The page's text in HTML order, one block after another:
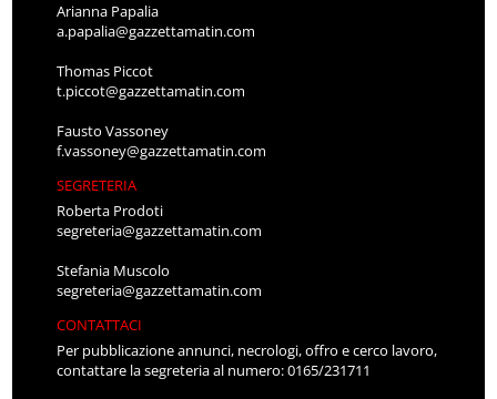
Arianna Papalia
a.papalia@gazzettamatin.com
Thomas Piccot
t.piccot@gazzettamatin.com
Fausto Vassoney
f.vassoney@gazzettamatin.com
SEGRETERIA
Roberta Prodoti
segreteria@gazzettamatin.com
Stefania Muscolo
segreteria@gazzettamatin.com
CONTATTACI
Per pubblicazione annunci, necrologi, offro e cerco lavoro,
contattare la segreteria al numero: 0165/231711